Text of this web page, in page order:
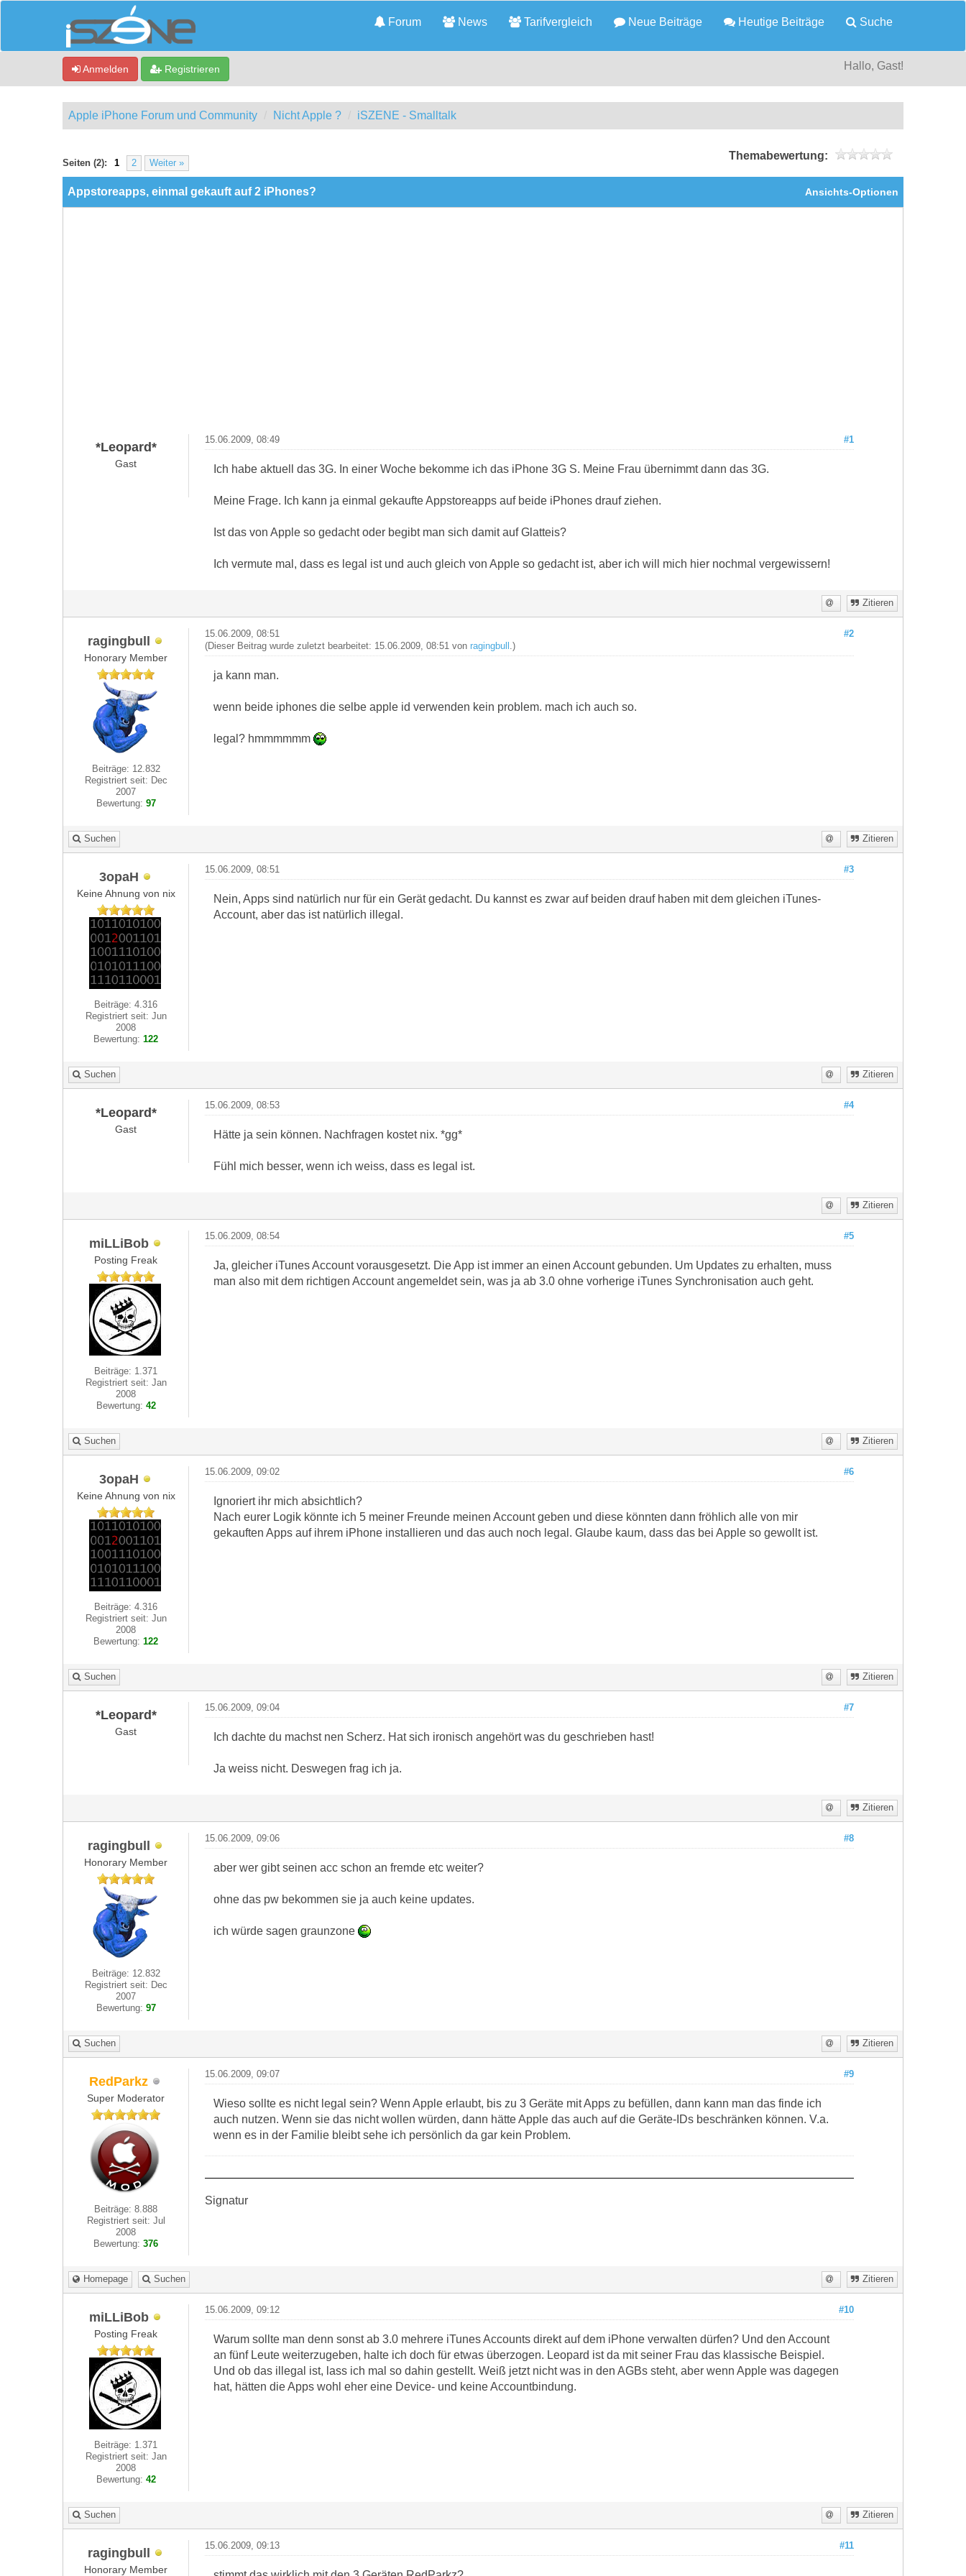
Forum News Tarifvergleich Neue Beiträge Heutige Beiträge Suche
Anmelden Registrieren Hallo, Gast!
Apple iPhone Forum und Community Nicht Apple ? iSZENE - Smalltalk
Seiten (2): 1 2 Weiter »
Themabewertung:
0 Bewertung(en) - 0 im Durchschnitt
Ansichts-Optionen
Appstoreapps, einmal gekauft auf 2 iPhones?
*Leopard*
Gast
#1
15.06.2009, 08:49
Ich habe aktuell das 3G. In einer Woche bekomme ich das iPhone 3G S. Meine Frau übernimmt dann das 3G.
Meine Frage. Ich kann ja einmal gekaufte Appstoreapps auf beide iPhones drauf ziehen.
Ist das von Apple so gedacht oder begibt man sich damit auf Glatteis?
Ich vermute mal, dass es legal ist und auch gleich von Apple so gedacht ist, aber ich will mich hier nochmal vergewissern!
Zitieren
ragingbull
Honorary Member
Beiträge: 12.832
Registriert seit: Dec
2007
Bewertung: 97
#2
15.06.2009, 08:51
(Dieser Beitrag wurde zuletzt bearbeitet: 15.06.2009, 08:51 von ragingbull .)
ja kann man.
wenn beide iphones die selbe apple id verwenden kein problem. mach ich auch so.
legal? hmmmmmm
Suchen Zitieren
3opaH
Keine Ahnung von nix
Beiträge: 4.316
Registriert seit: Jun
2008
Bewertung:122
#3
15.06.2009, 08:51
Nein, Apps sind natürlich nur für ein Gerät gedacht. Du kannst es zwar auf beiden drauf haben mit dem gleichen iTunes-
Account, aber das ist natürlich illegal.
Suchen Zitieren
*Leopard*
Gast
#4
15.06.2009, 08:53
Hätte ja sein können. Nachfragen kostet nix. *gg*
Fühl mich besser, wenn ich weiss, dass es legal ist.
Zitieren
miLLiBob
Posting Freak
Beiträge: 1.371
Registriert seit: Jan
2008
Bewertung: 42
#5
15.06.2009, 08:54
Ja, gleicher iTunes Account vorausgesetzt. Die App ist immer an einen Account gebunden. Um Updates zu erhalten, muss
man also mit dem richtigen Account angemeldet sein, was ja ab 3.0 ohne vorherige iTunes Synchronisation auch geht.
Suchen Zitieren
3opaH
Keine Ahnung von nix
Beiträge: 4.316
Registriert seit: Jun
2008
Bewertung:122
#6
15.06.2009, 09:02
Ignoriert ihr mich absichtlich?
Nach eurer Logik könnte ich 5 meiner Freunde meinen Account geben und diese könnten dann fröhlich alle von mir
gekauften Apps auf ihrem iPhone installieren und das auch noch legal. Glaube kaum, dass das bei Apple so gewollt ist.
Suchen Zitieren
*Leopard*
Gast
#7
15.06.2009, 09:04
Ich dachte du machst nen Scherz. Hat sich ironisch angehört was du geschrieben hast!
Ja weiss nicht. Deswegen frag ich ja.
Zitieren
ragingbull
Honorary Member
Beiträge: 12.832
Registriert seit: Dec
2007
Bewertung: 97
#8
15.06.2009, 09:06
aber wer gibt seinen acc schon an fremde etc weiter?
ohne das pw bekommen sie ja auch keine updates.
ich würde sagen graunzone
Suchen Zitieren
RedParkz
Super Moderator
Beiträge: 8.888
Registriert seit: Jul
2008
Bewertung:376
#9
15.06.2009, 09:07
Wieso sollte es nicht legal sein? Wenn Apple erlaubt, bis zu 3 Geräte mit Apps zu befüllen, dann kann man das finde ich
auch nutzen. Wenn sie das nicht wollen würden, dann hätte Apple das auch auf die Geräte-IDs beschränken können. V.a.
wenn es in der Familie bleibt sehe ich persönlich da gar kein Problem.
Signatur
Homepage Suchen Zitieren
miLLiBob
Posting Freak
Beiträge: 1.371
Registriert seit: Jan
2008
Bewertung: 42
#10
15.06.2009, 09:12
Warum sollte man denn sonst ab 3.0 mehrere iTunes Accounts direkt auf dem iPhone verwalten dürfen? Und den Account
an fünf Leute weiterzugeben, halte ich doch für etwas überzogen. Leopard ist da mit seiner Frau das klassische Beispiel.
Und ob das illegal ist, lass ich mal so dahin gestellt. Weiß jetzt nicht was in den AGBs steht, aber wenn Apple was dagegen
hat, hätten die Apps wohl eher eine Device- und keine Accountbindung.
Suchen Zitieren
ragingbull
Honorary Member
#11
15.06.2009, 09:13